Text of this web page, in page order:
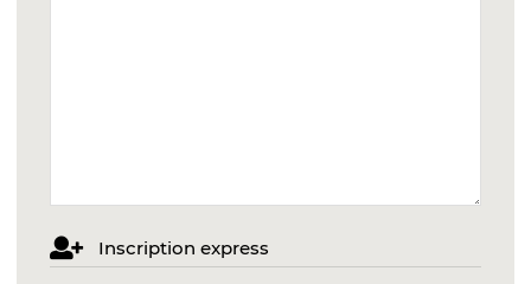
Inscription express